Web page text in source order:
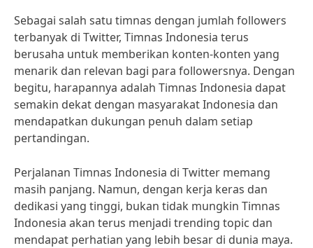
Sebagai salah satu timnas dengan jumlah followers
terbanyak di Twitter, Timnas Indonesia terus
berusaha untuk memberikan konten-konten yang
menarik dan relevan bagi para followersnya. Dengan
begitu, harapannya adalah Timnas Indonesia dapat
semakin dekat dengan masyarakat Indonesia dan
mendapatkan dukungan penuh dalam setiap
pertandingan.
Perjalanan Timnas Indonesia di Twitter memang
masih panjang. Namun, dengan kerja keras dan
dedikasi yang tinggi, bukan tidak mungkin Timnas
Indonesia akan terus menjadi trending topic dan
mendapat perhatian yang lebih besar di dunia maya.